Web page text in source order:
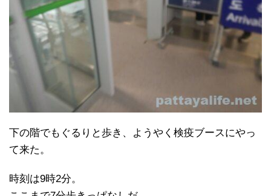
下の階でもぐるりと歩き、ようやく検疫ブースにやっ
て来た。
時刻は9時2分。